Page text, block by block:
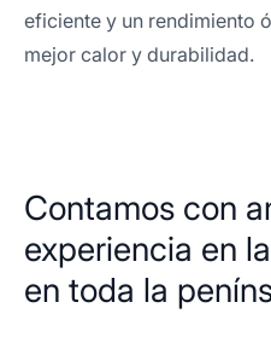
eficiente y un rendimiento
mejor calor y durabilidad.
Contamos con
experiencia en
en toda la